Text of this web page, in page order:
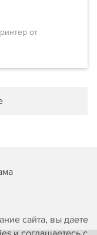
сайта, вы даете
от